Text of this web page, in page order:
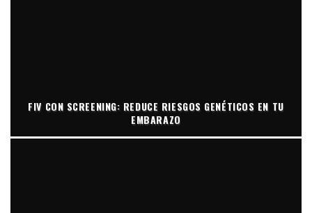
FIV CON SCREENING: REDUCE RIESGOS GENÉTICOS EN TU
EMBARAZO